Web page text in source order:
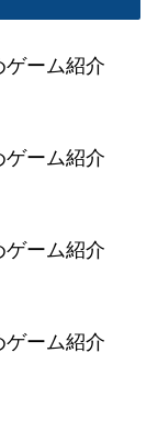
ゲーム紹介
ゲーム紹介
ゲーム紹介
ゲーム紹介